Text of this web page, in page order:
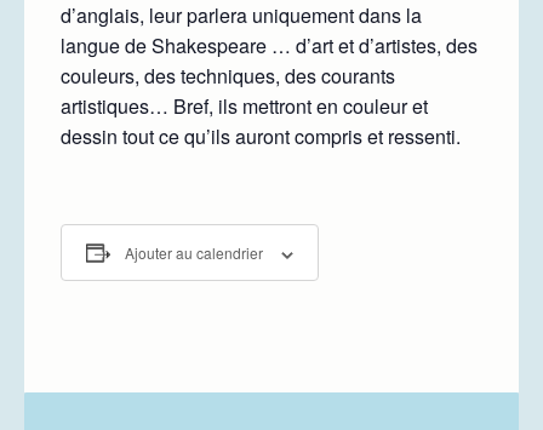
d’anglais, leur parlera uniquement dans la
langue de Shakespeare … d’art et d’artistes, des
couleurs, des techniques, des courants
artistiques… Bref, ils mettront en couleur et
dessin tout ce qu’ils auront compris et ressenti.
Ajouter au calendrier